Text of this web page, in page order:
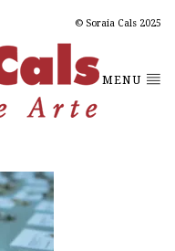
© Soraia Cals 2025
MENU